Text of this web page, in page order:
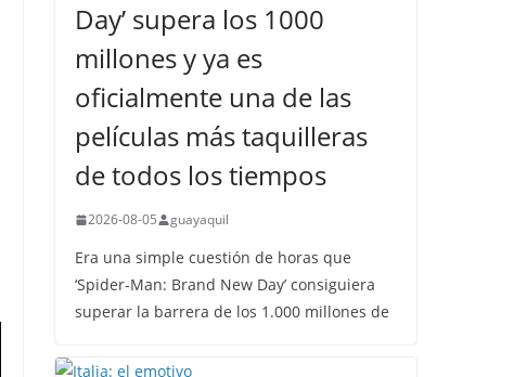
Day’ supera los 1000
millones y ya es
oficialmente una de las
películas más taquilleras
de todos los tiempos
2026-08-05 guayaquil
Era una simple cuestión de horas que
‘Spider-Man: Brand New Day’ consiguiera
superar la barrera de los 1.000 millones de